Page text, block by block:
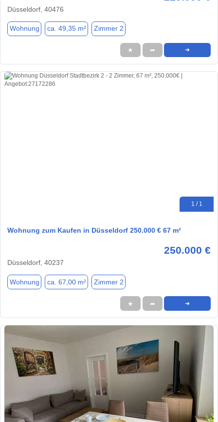
Düsseldorf, 40476
Wohnung ca. 49,35 m² Zimmer 2
★ ➦ ➜
1 / 1
Wohnung zum Kaufen in Düsseldorf 250.000 € 67 m²
250.000 €
Düsseldorf, 40237
Wohnung ca. 67,00 m² Zimmer 2
★ ➦ ➜